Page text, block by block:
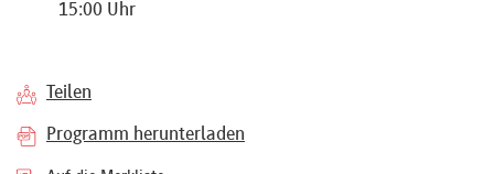
15:00 Uhr
Teilen
Programm herunterladen